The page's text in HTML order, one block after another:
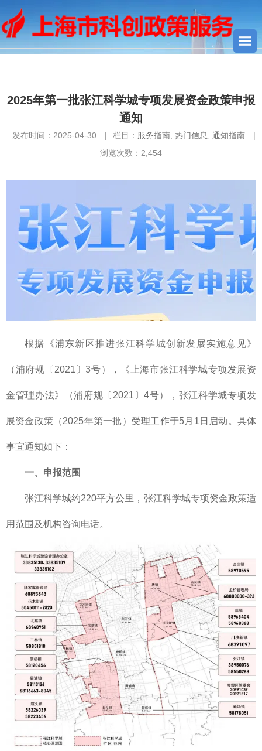
2025年第一批张江科学城专项发展资金政策申报
通知
发布时间：2025-04-30 | 栏目： 服务指南 热门信息 通知指南
|
浏览次数： 2,454
根据《浦东新区推进张江科学城创新发展实施意见》
（浦府规〔2021〕3号），《上海市张江科学城专项发展资
金管理办法》（浦府规〔2021〕4号），张江科学城专项发
展资金政策（2025年第一批）受理工作于5月1日启动。具体
事宜通知如下：
一、申报范围
张江科学城约220平方公里，张江科学城专项资金政策适
用范围及机构咨询电话。